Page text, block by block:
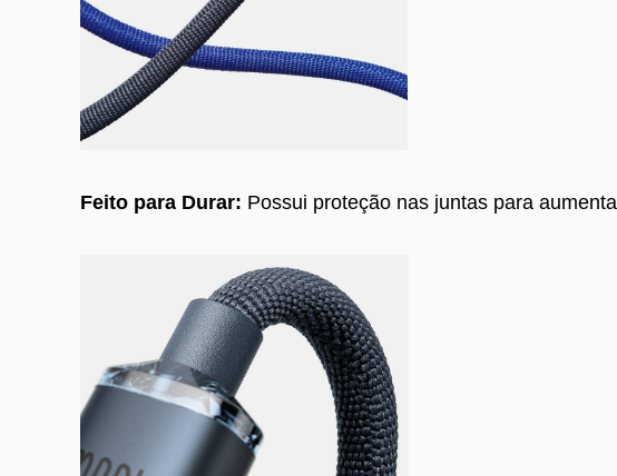
Feito para Durar: Possui proteção nas juntas para